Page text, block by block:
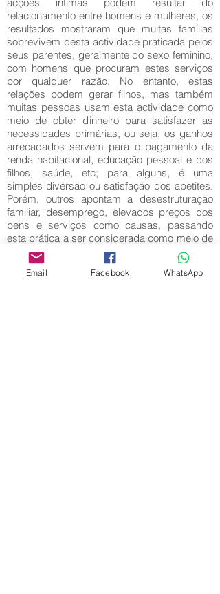
relacionamento entre homens e mulheres, os
resultados mostraram que muitas famílias
sobrevivem desta actividade praticada pelos
seus parentes, geralmente do sexo feminino,
com homens que procuram estes serviços
por qualquer razão. No entanto, estas
relações podem gerar filhos, mas também
muitas pessoas usam esta actividade como
meio de obter dinheiro para satisfazer as
necessidades primárias, ou seja, os ganhos
arrecadados servem para o pagamento da
renda habitacional, educação pessoal e dos
filhos, saúde, etc; para alguns, é uma
simples diversão ou satisfação dos apetites.
Porém, outros apontam a desestruturação
familiar, desemprego, elevados preços dos
bens e serviços como causas, passando
esta prática a ser considerada como meio de
sobrevivência. Até certo ponto, esta prática
necessita da intervenção do Estado e/ou da
sociedade para regulamentá-la ou encontrar
Email Facebook WhatsApp